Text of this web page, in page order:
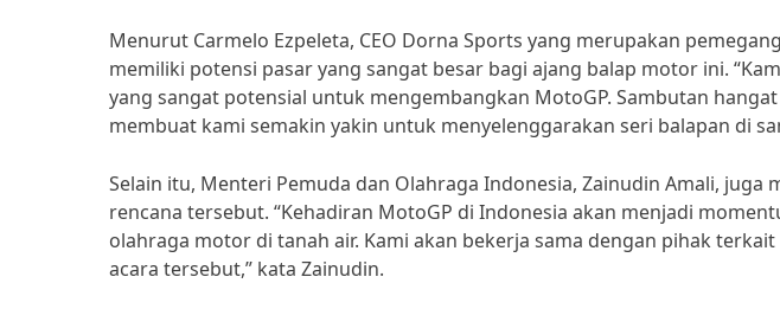
Menurut Carmelo Ezpeleta, CEO Dorna Sports yang merupakan
memiliki potensi pasar yang sangat besar bagi ajang balap motor ini.
yang sangat potensial untuk mengembangkan MotoGP. Sambutan
membuat kami semakin yakin untuk menyelenggarakan seri balapan di
Selain itu, Menteri Pemuda dan Olahraga Indonesia, Zainudin Amali, juga
rencana tersebut. “Kehadiran MotoGP di Indonesia akan menjadi
olahraga motor di tanah air. Kami akan bekerja sama dengan pihak
acara tersebut,” kata Zainudin.